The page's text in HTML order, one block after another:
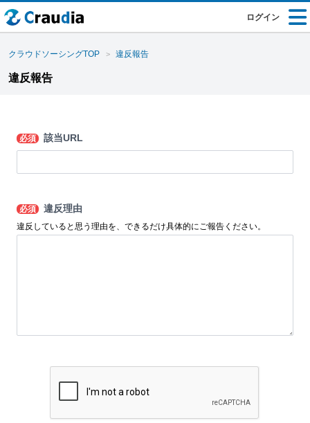
ログイン
クラウドソーシングTOP 違反報告
違反報告
必須 該当URL
必須 違反理由
違反していると思う理由を、できるだけ具体的にご報告ください。